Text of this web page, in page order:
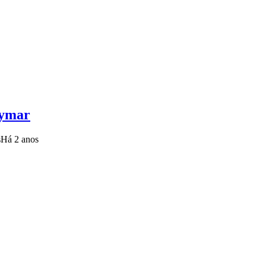
Há 2 anos